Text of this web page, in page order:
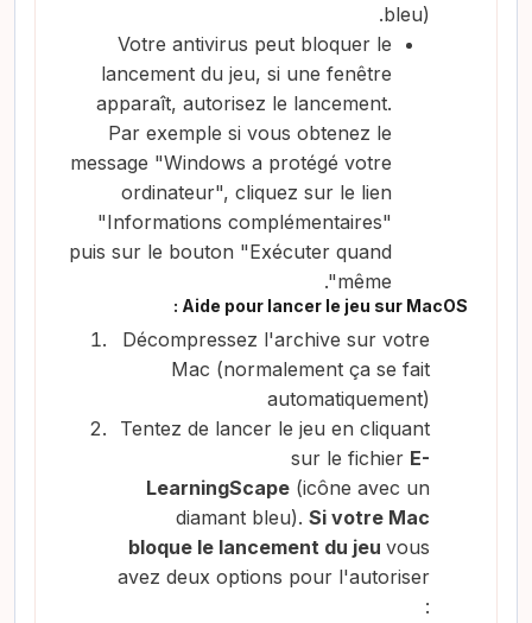
bleu).
Votre antivirus peut bloquer le
lancement du jeu, si une fenêtre
apparaît, autorisez le lancement.
Par exemple si vous obtenez le
message "Windows a protégé votre
ordinateur", cliquez sur le lien
"Informations complémentaires"
puis sur le bouton "Exécuter quand
même".
Aide pour lancer le jeu sur MacOS :
Décompressez l'archive sur votre
Mac (normalement ça se fait
automatiquement)
Tentez de lancer le jeu en cliquant
sur le fichier E-
LearningScape (icône avec un
diamant bleu). Si votre Mac
bloque le lancement du jeu vous
avez deux options pour l'autoriser
: